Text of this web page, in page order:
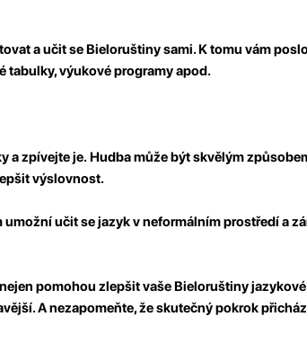
a učit se Bieloruštiny sami. K tomu vám
tabulky, výukové programy apod.
a zpívejte je.Hudba může být skvělým
výslovnost.
umožní učit se jazyk v neformálním prostředí a
pomohou zlepšit vaše Bieloruštiny
A nezapomeňte, že skutečný pokrok